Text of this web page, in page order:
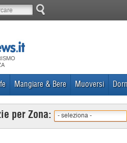
Mangiare & Bere Muoversi
per Zona: - seleziona -